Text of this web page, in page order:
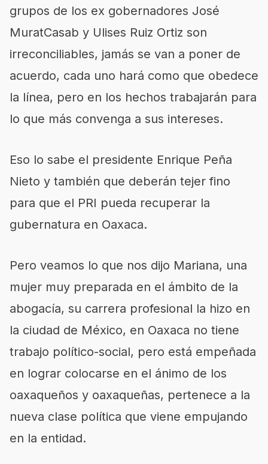
grupos de los ex gobernadores José
MuratCasab y Ulises Ruiz Ortiz son
irreconciliables, jamás se van a poner de
acuerdo, cada uno hará como que obedece
la línea, pero en los hechos trabajarán para
lo que más convenga a sus intereses.
Eso lo sabe el presidente Enrique Peña
Nieto y también que deberán tejer fino
para que el PRI pueda recuperar la
gubernatura en Oaxaca.
Pero veamos lo que nos dijo Mariana, una
mujer muy preparada en el ámbito de la
abogacía, su carrera profesional la hizo en
la ciudad de México, en Oaxaca no tiene
trabajo político-social, pero está empeñada
en lograr colocarse en el ánimo de los
oaxaqueños y oaxaqueñas, pertenece a la
nueva clase política que viene empujando
en la entidad.